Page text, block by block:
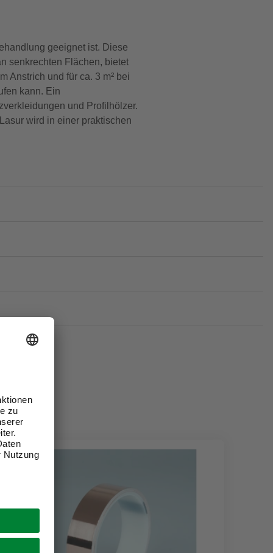
geeignet ist. Diese
senkrechten Flächen, bietet
Anstrich und für ca. 3 m² bei
kann. Ein
und Profilhölzer.
wird in einer praktischen